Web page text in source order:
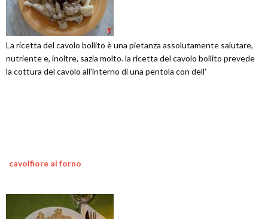
La ricetta del cavolo bollito è una pietanza assolutamente salutare,
nutriente e, inoltre, sazia molto. la ricetta del cavolo bollito prevede
la cottura del cavolo all'interno di una pentola con dell'
cavolfiore al forno